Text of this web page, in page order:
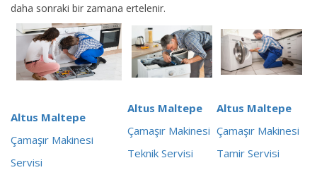
daha sonraki bir zamana ertelenir.
Altus Maltepe
Çamaşır Makinesi
Servisi
Altus Maltepe
Çamaşır Makinesi
Teknik Servisi
Altus Maltepe
Çamaşır Makinesi
Tamir Servisi